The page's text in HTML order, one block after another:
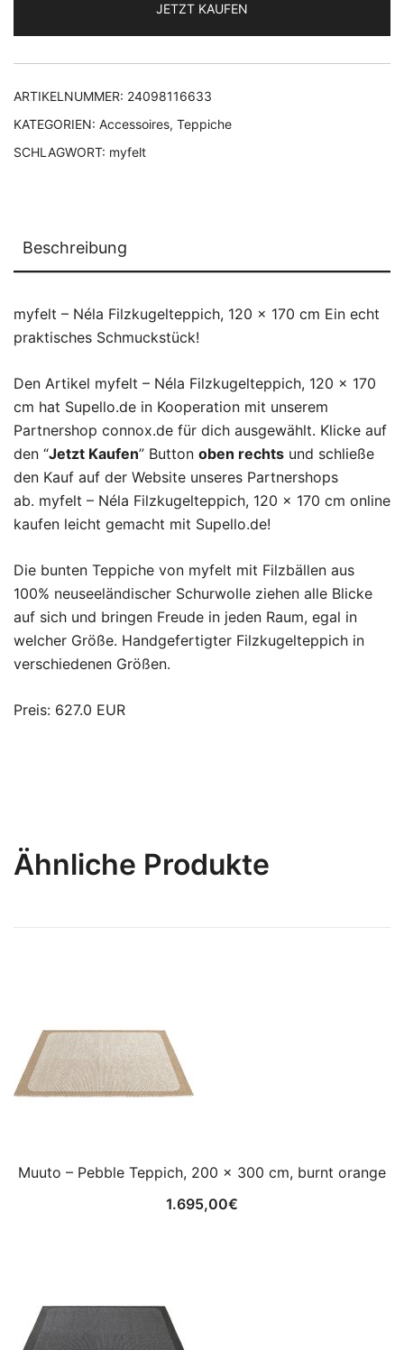
JETZT KAUFEN
ARTIKELNUMMER: 24098116633
KATEGORIEN: Accessoires, Teppiche
SCHLAGWORT: myfelt
Beschreibung
myfelt – Néla Filzkugelteppich, 120 x 170 cm Ein echt
praktisches Schmuckstück!
Den Artikel myfelt – Néla Filzkugelteppich, 120 x 170
cm hat Supello.de in Kooperation mit unserem
Partnershop connox.de für dich ausgewählt. Klicke auf
den “Jetzt Kaufen” Button oben rechts und schließe
den Kauf auf der Website unseres Partnershops
ab. myfelt – Néla Filzkugelteppich, 120 x 170 cm online
kaufen leicht gemacht mit Supello.de!
Die bunten Teppiche von myfelt mit Filzbällen aus
100% neuseeländischer Schurwolle ziehen alle Blicke
auf sich und bringen Freude in jeden Raum, egal in
welcher Größe. Handgefertigter Filzkugelteppich in
verschiedenen Größen.
Preis: 627.0 EUR
Ähnliche Produkte
Muuto – Pebble Teppich, 200 x 300 cm, burnt orange
1.695,00€